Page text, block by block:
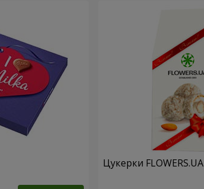
Цукерки FLOWERS.UA